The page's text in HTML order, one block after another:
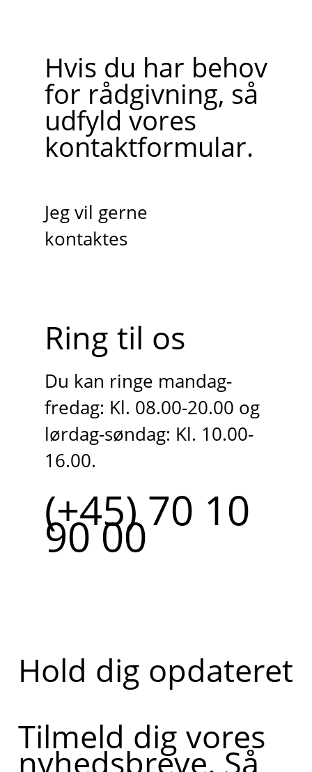
Hvis du har behov
for rådgivning, så
udfyld vores
kontaktformular.
Jeg vil gerne
kontaktes
Ring til os
Du kan ringe mandag-
fredag: Kl. 08.00-20.00 og
lørdag-søndag: Kl. 10.00-
16.00.
(+45) 70 10
90 00
Hold dig opdateret
Tilmeld dig vores
nyhedsbreve. Så